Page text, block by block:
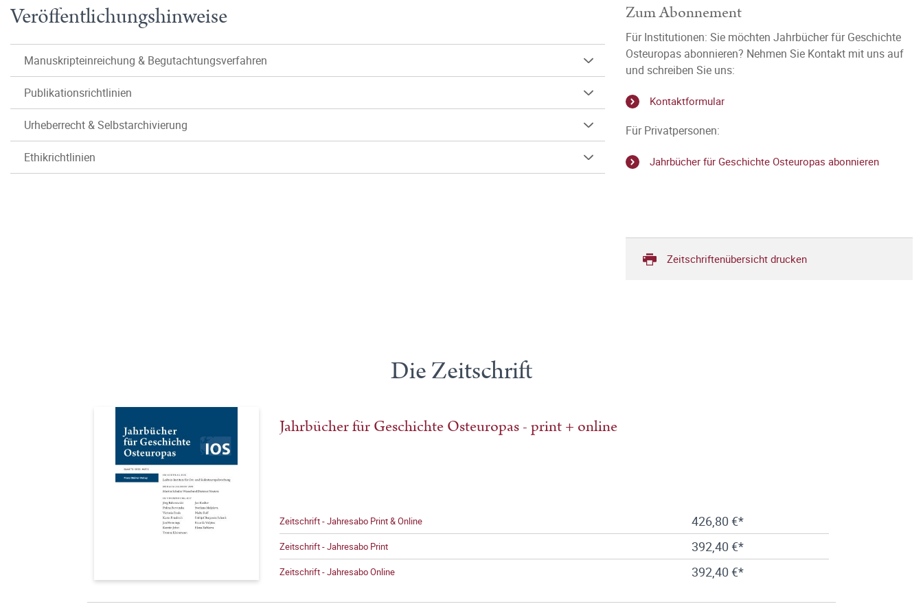
Veröffentlichungshinweise
Manuskripteinreichung & Begutachtungsverfahren
Publikationsrichtlinien
Urheberrecht & Selbstarchivierung
Ethikrichtlinien
Zum Abonnement
Für Institutionen: Sie möchten Jahrbücher für Geschichte
Osteuropas abonnieren? Nehmen Sie Kontakt mit uns auf
und schreiben Sie uns:
Kontaktformular
Für Privatpersonen:
Jahrbücher für Geschichte Osteuropas abonnieren
Zeitschriftenübersicht drucken
Die Zeitschrift
Jahrbücher für Geschichte Osteuropas - print + online
Zeitschrift - Jahresabo Print & Online 426,80 €*
Zeitschrift - Jahresabo Print 392,40 €*
Zeitschrift - Jahresabo Online 392,40 €*